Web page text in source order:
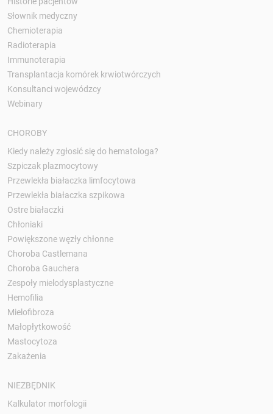
Słownik medyczny
Chemioterapia
Radioterapia
Immunoterapia
Transplantacja komórek krwiotwórczych
Konsultanci wojewódzcy
Webinary
CHOROBY
Kiedy należy zgłosić się do hematologa?
Szpiczak plazmocytowy
Przewlekła białaczka limfocytowa
Przewlekła białaczka szpikowa
Ostre białaczki
Chłoniaki
Powiększone węzły chłonne
Choroba Castlemana
Choroba Gauchera
Zespoły mielodysplastyczne
Hemofilia
Mielofibroza
Małopłytkowość
Mastocytoza
Zakażenia
NIEZBĘDNIK
Kalkulator morfologii